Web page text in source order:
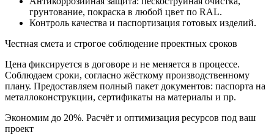
грунтование, покраска в любой цвет по RAL.
Контроль качества и паспортизация готовых изделий.
Честная смета и строгое соблюдение проектных сроков
Цена фиксируется в договоре и не меняется в процессе.
Соблюдаем сроки, согласно жёсткому производственному
плану. Предоставляем полный пакет документов: паспорта на
металлоконструкции, сертификаты на материалы и пр.
Экономим до 20%. Расчёт и оптимизация ресурсов под ваш
проект